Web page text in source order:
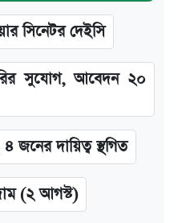
সিনেটর দেইসি
সুযোগ, আবেদন ২০
জনের দায়িত্ব স্থগিত
(২ আগস্ট)